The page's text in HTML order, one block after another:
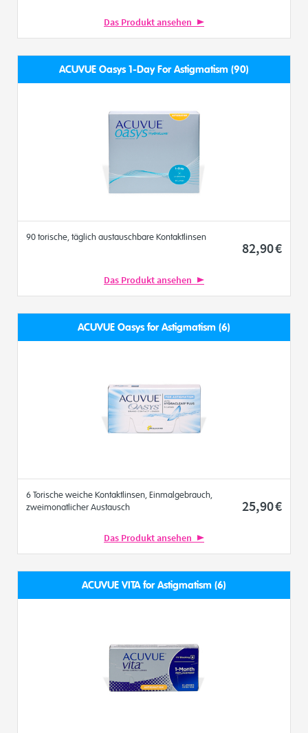
Das Produkt ansehen
ACUVUE Oasys 1-Day For Astigmatism (90)
90 torische, täglich austauschbare Kontaktlinsen
82,90€
Das Produkt ansehen
ACUVUE Oasys for Astigmatism (6)
6 Torische weiche Kontaktlinsen, Einmalgebrauch,
zweimonatlicher Austausch
25,90€
Das Produkt ansehen
ACUVUE VITA for Astigmatism (6)